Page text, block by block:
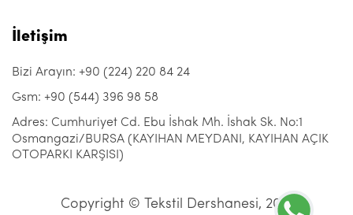
İletişim
Bizi Arayın: +90 (224) 220 84 24
Gsm: +90 (544) 396 98 58
Adres: Cumhuriyet Cd. Ebu İshak Mh. İshak Sk. No:1
Osmangazi/BURSA (KAYIHAN MEYDANI, KAYIHAN AÇIK
OTOPARKI KARŞISI)
Copyright © Tekstil Dershanesi, 2021